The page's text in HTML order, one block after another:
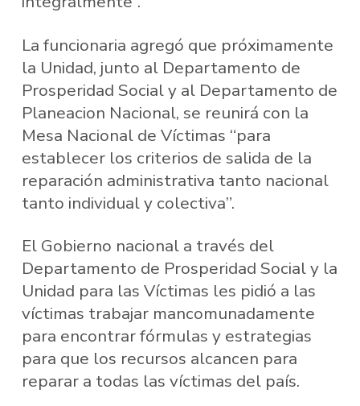
La funcionaria agregó que próximamente
la Unidad, junto al Departamento de
Prosperidad Social y al Departamento de
Planeacion Nacional, se reunirá con la
Mesa Nacional de Víctimas “para
establecer los criterios de salida de la
reparación administrativa tanto nacional
tanto individual y colectiva”.
El Gobierno nacional a través del
Departamento de Prosperidad Social y la
Unidad para las Víctimas les pidió a las
víctimas trabajar mancomunadamente
para encontrar fórmulas y estrategias
para que los recursos alcancen para
reparar a todas las víctimas del país.